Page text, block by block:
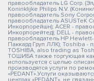
правообладатель LG Corp.
Koninklijke Philips N.V.
правообладатель Sony
правообладатель ASUSTeK
Инкорпорейшн); ACER -
Инкорпорейтед); DELL -
правообладатель HP
Паккард Груп ЛЛК); Toshiba -
TOSHIBA, also trading as
ТОШИБА также торгующая
используется с целью
производятся услуги по
«PEDANT».Услуги